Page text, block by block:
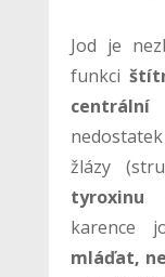
Jod je
funkci
centrální
žlázy
tyroxinu
karence
mláďat,